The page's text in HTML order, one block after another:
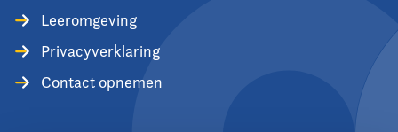
Leeromgeving
Privacyverklaring
Contact opnemen